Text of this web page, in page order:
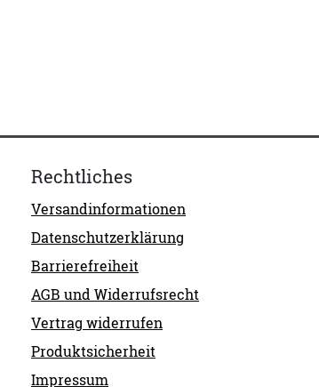
Rechtliches
Versandinformationen
Datenschutzerklärung
Barrierefreiheit
AGB und Widerrufsrecht
Vertrag widerrufen
Produktsicherheit
Impressum